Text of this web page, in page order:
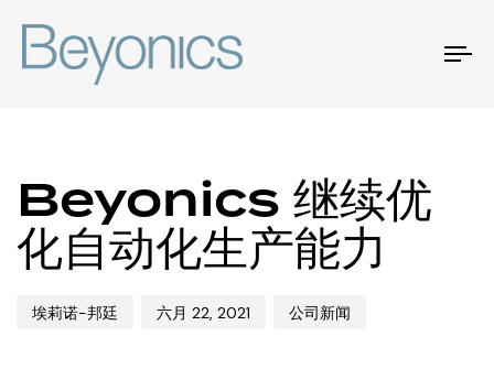
Beyonics 继续优
化自动化生产能力
埃莉诺-邦廷 六月 22, 2021 公司新闻